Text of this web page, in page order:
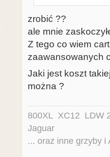
zrobić ??
ale mnie
Z tego co wiem
zaawansowanych
Jaki jest koszt
można ?
800XL XC12 LDW
Jaguar
... oraz inne grzyby i